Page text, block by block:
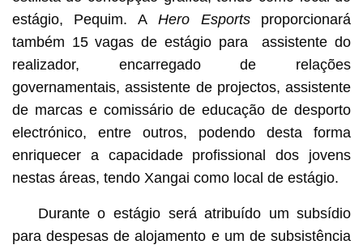
estágio, Pequim. A Hero Esportsproporcionará
também 15 vagas de estágio para assistente do
realizador, encarregado de relações
governamentais, assistente de projectos, assistente
de marcas e comissário de educação de desporto
electrónico, entre outros, podendo desta forma
enriquecer a capacidade profissional dos jovens
nestas áreas, tendo Xangai como local de estágio.
Durante o estágio será atribuído um subsídio
para despesas de alojamento e um de subsistência